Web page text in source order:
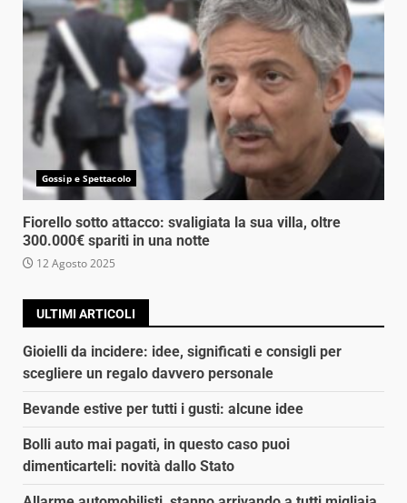
Gossip e Spettacolo
Fiorello sotto attacco: svaligiata la sua villa, oltre
300.000€ spariti in una notte
12 Agosto 2025
ULTIMI ARTICOLI
Gioielli da incidere: idee, significati e consigli per
scegliere un regalo davvero personale
Bevande estive per tutti i gusti: alcune idee
Bolli auto mai pagati, in questo caso puoi
dimenticarteli: novità dallo Stato